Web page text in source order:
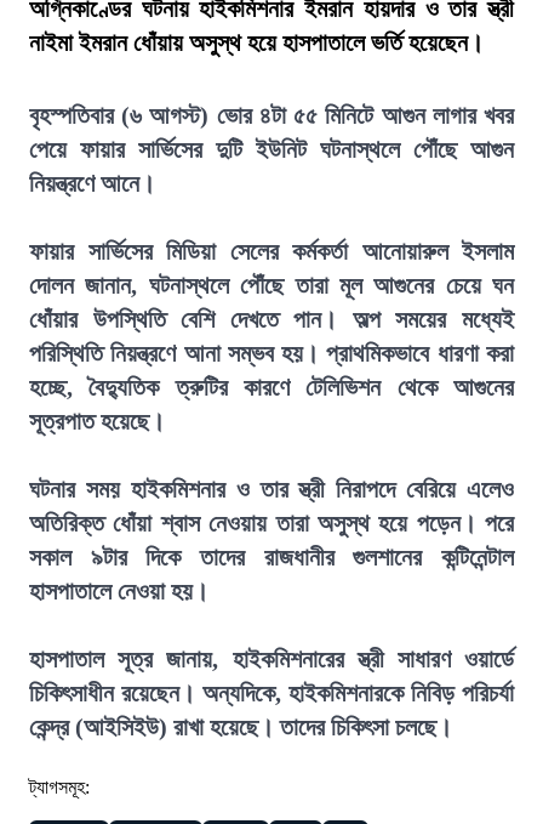
অগ্নিকাণ্ডের ঘটনায় হাইকমিশনার ইমরান হায়দার ও তার স্ত্রী
নাইমা ইমরান ধোঁয়ায় অসুস্থ হয়ে হাসপাতালে ভর্তি হয়েছেন।
বৃহস্পতিবার (৬ আগস্ট) ভোর ৪টা ৫৫ মিনিটে আগুন লাগার খবর
পেয়ে ফায়ার সার্ভিসের দুটি ইউনিট ঘটনাস্থলে পৌঁছে আগুন
নিয়ন্ত্রণে আনে।
ফায়ার সার্ভিসের মিডিয়া সেলের কর্মকর্তা আনোয়ারুল ইসলাম
দোলন জানান, ঘটনাস্থলে পৌঁছে তারা মূল আগুনের চেয়ে ঘন
ধোঁয়ার উপস্থিতি বেশি দেখতে পান। অল্প সময়ের মধ্যেই
পরিস্থিতি নিয়ন্ত্রণে আনা সম্ভব হয়। প্রাথমিকভাবে ধারণা করা
হচ্ছে, বৈদ্যুতিক ত্রুটির কারণে টেলিভিশন থেকে আগুনের
সূত্রপাত হয়েছে।
ঘটনার সময় হাইকমিশনার ও তার স্ত্রী নিরাপদে বেরিয়ে এলেও
অতিরিক্ত ধোঁয়া শ্বাস নেওয়ায় তারা অসুস্থ হয়ে পড়েন। পরে
সকাল ৯টার দিকে তাদের রাজধানীর গুলশানের কন্টিনেন্টাল
হাসপাতালে নেওয়া হয়।
হাসপাতাল সূত্র জানায়, হাইকমিশনারের স্ত্রী সাধারণ ওয়ার্ডে
চিকিৎসাধীন রয়েছেন। অন্যদিকে, হাইকমিশনারকে নিবিড় পরিচর্যা
কেন্দ্র (আইসিইউ) রাখা হয়েছে। তাদের চিকিৎসা চলছে।
ট্যাগসমূহ: